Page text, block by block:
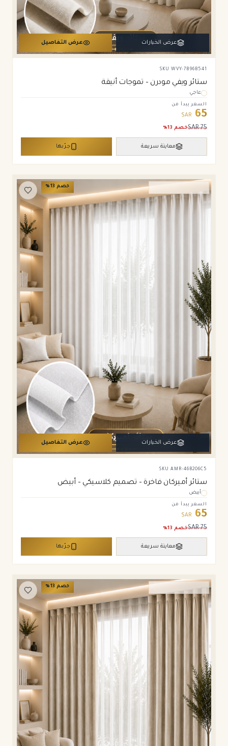
عرض الخيارات عرض التفاصيل
SKU WVY-7B96B541
ستائر ويفي مودرن – تموجات أنيقة
عاجي
السعر يبدأ من
65
SAR
75
SARخصم 13
%
معاينة سريعة جرّبها
خصم 13
%
عرض الخيارات عرض التفاصيل
SKU AMR-46B206C5
ستائر أميركان فاخرة – تصميم كلاسيكي – أبيض
أبيض
السعر يبدأ من
65
SAR
75
SARخصم 13
%
معاينة سريعة جرّبها
ستائر ويفي وامريكان خصم 13
%